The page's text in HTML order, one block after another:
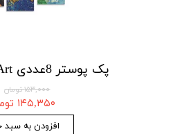
پک پوستر 8عددی Art کد atpack9
۱۵۳,۰۰۰ تومان
۱۴۵,۳۵۰ تومان
افزودن به سبد